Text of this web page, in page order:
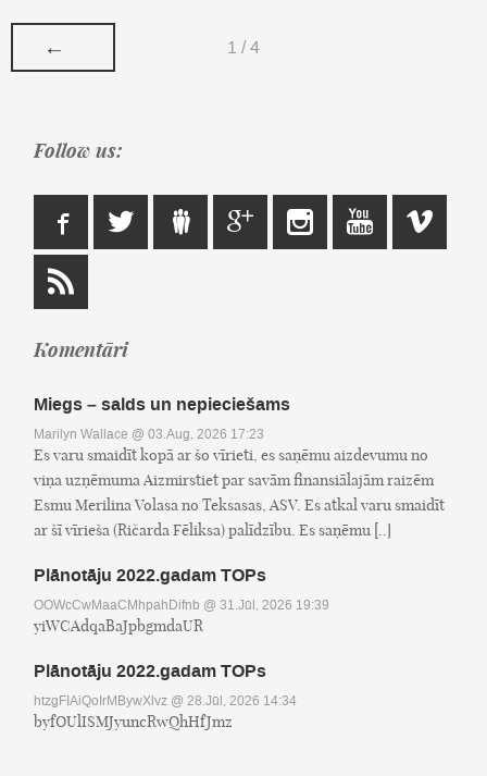
← 1 / 4
Follow us:
Komentāri
Miegs – salds un nepieciešams
Marilyn Wallace @ 03.Aug, 2026 17:23
Es varu smaidīt kopā ar šo vīrieti, es saņēmu aizdevumu no
viņa uzņēmuma Aizmirstiet par savām finansiālajām raizēm
Esmu Merilina Volasa no Teksasas, ASV. Es atkal varu smaidīt
ar šī vīrieša (Ričarda Fēliksa) palīdzību. Es saņēmu [..]
Plānotāju 2022.gadam TOPs
OOWcCwMaaCMhpahDifnb @ 31.Jūl, 2026 19:39
yiWCAdqaBaJpbgmdaUR
Plānotāju 2022.gadam TOPs
htzgFIAiQoIrMBywXlvz @ 28.Jūl, 2026 14:34
byfOUlISMJyuncRwQhHfJmz